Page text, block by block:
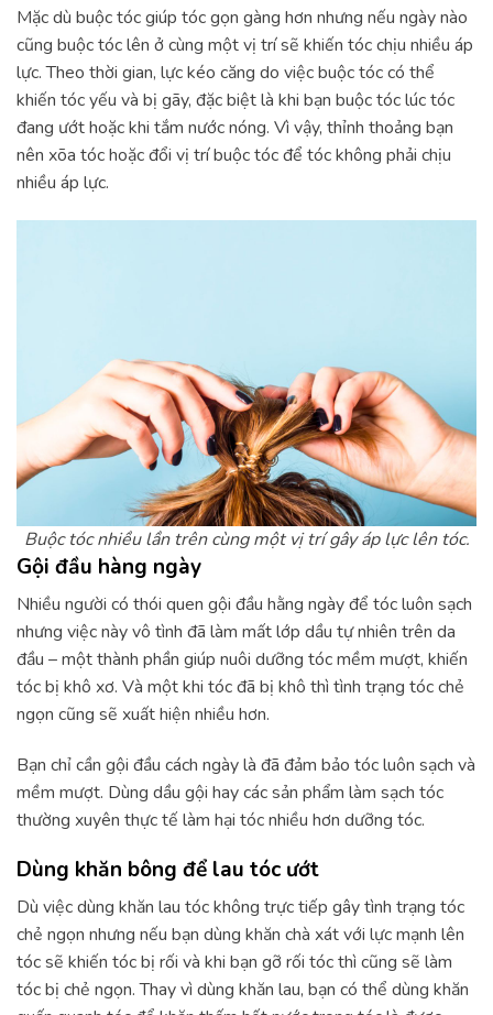
Mặc dù buộc tóc giúp tóc gọn gàng hơn nhưng nếu ngày nào
cũng buộc tóc lên ở cùng một vị trí sẽ khiến tóc chịu nhiều áp
lực. Theo thời gian, lực kéo căng do việc buộc tóc có thể
khiến tóc yếu và bị gãy, đặc biệt là khi bạn buộc tóc lúc tóc
đang ướt hoặc khi tắm nước nóng. Vì vậy, thỉnh thoảng bạn
nên xõa tóc hoặc đổi vị trí buộc tóc để tóc không phải chịu
nhiều áp lực.
Buộc tóc nhiều lần trên cùng một vị trí gây áp lực lên tóc.
Gội đầu hàng ngày
Nhiều người có thói quen gội đầu hằng ngày để tóc luôn sạch
nhưng việc này vô tình đã làm mất lớp dầu tự nhiên trên da
đầu – một thành phần giúp nuôi dưỡng tóc mềm mượt, khiến
tóc bị khô xơ. Và một khi tóc đã bị khô thì tình trạng tóc chẻ
ngọn cũng sẽ xuất hiện nhiều hơn.
Bạn chỉ cần gội đầu cách ngày là đã đảm bảo tóc luôn sạch và
mềm mượt. Dùng dầu gội hay các sản phẩm làm sạch tóc
thường xuyên thực tế làm hại tóc nhiều hơn dưỡng tóc.
Dùng khăn bông để lau tóc ướt
Dù việc dùng khăn lau tóc không trực tiếp gây tình trạng tóc
chẻ ngọn nhưng nếu bạn dùng khăn chà xát với lực mạnh lên
tóc sẽ khiến tóc bị rối và khi bạn gỡ rối tóc thì cũng sẽ làm
tóc bị chẻ ngọn. Thay vì dùng khăn lau, bạn có thể dùng khăn